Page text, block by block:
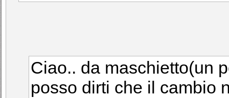
Ciao.. da maschietto(un
posso dirti che il cambio